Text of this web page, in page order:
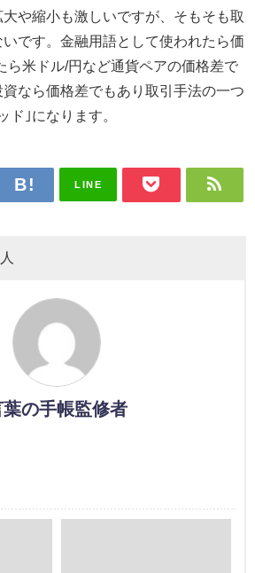
や縮小も激しいですが、そもそも取
です。金融用語として使われたら価
ら米ドル/円など通貨ペアの価格差で
なら価格差でもあり取引手法の一つ
ド｣になります。
LINE
葉の手帳監修者